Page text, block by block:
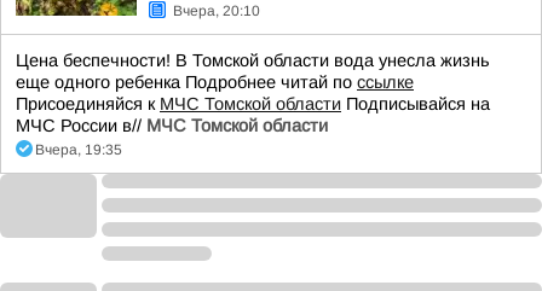
Вчера, 20:10
Цена беспечности! В Томской области вода унесла жизнь
еще одного ребенка Подробнее читай по ссылке
Присоединяйся к МЧС Томской области Подписывайся на
МЧС России в// МЧС Томской области
Вчера, 19:35